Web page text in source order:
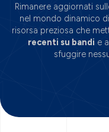
Rimanere aggiornati
nel mondo dinamico
risorsa preziosa che
recenti su bandi e
sfuggire